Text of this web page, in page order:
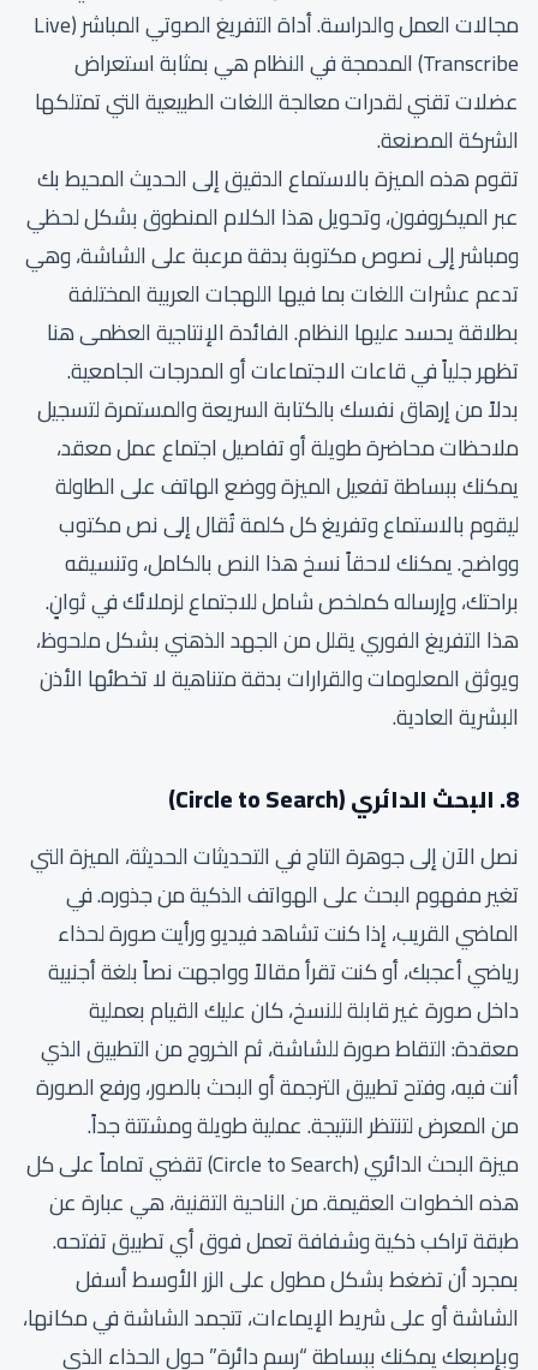
مجالات العمل والدراسة. أداة التفريغ الصوتي المباشر (Live
Transcribe) المدمجة في النظام هي بمثابة استعراض
عضلات تقني لقدرات معالجة اللغات الطبيعية التي تمتلكها
الشركة المصنعة.
تقوم هذه الميزة بالاستماع الدقيق إلى الحديث المحيط بك
عبر الميكروفون، وتحويل هذا الكلام المنطوق بشكل لحظي
ومباشر إلى نصوص مكتوبة بدقة مرعبة على الشاشة، وهي
تدعم عشرات اللغات بما فيها اللهجات العربية المختلفة
بطلاقة يحسد عليها النظام. الفائدة الإنتاجية العظمى هنا
تظهر جلياً في قاعات الاجتماعات أو المدرجات الجامعية.
بدلاً من إرهاق نفسك بالكتابة السريعة والمستمرة لتسجيل
ملاحظات محاضرة طويلة أو تفاصيل اجتماع عمل معقد،
يمكنك ببساطة تفعيل الميزة ووضع الهاتف على الطاولة
ليقوم بالاستماع وتفريغ كل كلمة تُقال إلى نص مكتوب
وواضح. يمكنك لاحقاً نسخ هذا النص بالكامل، وتنسيقه
براحتك، وإرساله كملخص شامل للاجتماع لزملائك في ثوانٍ.
هذا التفريغ الفوري يقلل من الجهد الذهني بشكل ملحوظ،
ويوثق المعلومات والقرارات بدقة متناهية لا تخطئها الأذن
البشرية العادية.
8. البحث الدائري (Circle to Search)
نصل الآن إلى جوهرة التاج في التحديثات الحديثة، الميزة التي
تغير مفهوم البحث على الهواتف الذكية من جذوره. في
الماضي القريب، إذا كنت تشاهد فيديو ورأيت صورة لحذاء
رياضي أعجبك، أو كنت تقرأ مقالاً وواجهت نصاً بلغة أجنبية
داخل صورة غير قابلة للنسخ، كان عليك القيام بعملية
معقدة: التقاط صورة للشاشة، ثم الخروج من التطبيق الذي
أنت فيه، وفتح تطبيق الترجمة أو البحث بالصور، ورفع الصورة
من المعرض لتنتظر النتيجة. عملية طويلة ومشتتة جداً.
ميزة البحث الدائري (Circle to Search) تقضي تماماً على كل
هذه الخطوات العقيمة. من الناحية التقنية، هي عبارة عن
طبقة تراكب ذكية وشفافة تعمل فوق أي تطبيق تفتحه.
بمجرد أن تضغط بشكل مطول على الزر الأوسط أسفل
الشاشة أو على شريط الإيماءات، تتجمد الشاشة في مكانها،
وبإصبعك يمكنك ببساطة “رسم دائرة” حول الحذاء الذي